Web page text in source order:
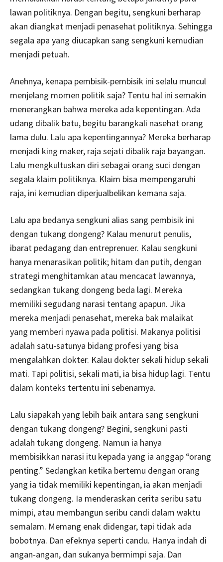
lawan politiknya. Dengan begitu, sengkuni berharap
akan diangkat menjadi penasehat politiknya. Sehingga
segala apa yang diucapkan sang sengkuni kemudian
menjadi petuah.
Anehnya, kenapa pembisik-pembisik ini selalu muncul
menjelang momen politik saja? Tentu hal ini semakin
menerangkan bahwa mereka ada kepentingan. Ada
udang dibalik batu, begitu barangkali nasehat orang
lama dulu. Lalu apa kepentingannya? Mereka berharap
menjadi king maker, raja sejati dibalik raja bayangan.
Lalu mengkultuskan diri sebagai orang suci dengan
segala klaim politiknya. Klaim bisa mempengaruhi
raja, ini kemudian diperjualbelikan kemana saja.
Lalu apa bedanya sengkuni alias sang pembisik ini
dengan tukang dongeng? Kalau menurut penulis,
ibarat pedagang dan entreprenuer. Kalau sengkuni
hanya menarasikan politik; hitam dan putih, dengan
strategi menghitamkan atau mencacat lawannya,
sedangkan tukang dongeng beda lagi. Mereka
memiliki segudang narasi tentang apapun. Jika
mereka menjadi penasehat, mereka bak malaikat
yang memberi nyawa pada politisi. Makanya politisi
adalah satu-satunya bidang profesi yang bisa
mengalahkan dokter. Kalau dokter sekali hidup sekali
mati. Tapi politisi, sekali mati, ia bisa hidup lagi. Tentu
dalam konteks tertentu ini sebenarnya.
Lalu siapakah yang lebih baik antara sang sengkuni
dengan tukang dongeng? Begini, sengkuni pasti
adalah tukang dongeng. Namun ia hanya
membisikkan narasi itu kepada yang ia anggap “orang
penting.” Sedangkan ketika bertemu dengan orang
yang ia tidak memiliki kepentingan, ia akan menjadi
tukang dongeng. Ia menderaskan cerita seribu satu
mimpi, atau membangun seribu candi dalam waktu
semalam. Memang enak didengar, tapi tidak ada
bobotnya. Dan efeknya seperti candu. Hanya indah di
angan-angan, dan sukanya bermimpi saja. Dan